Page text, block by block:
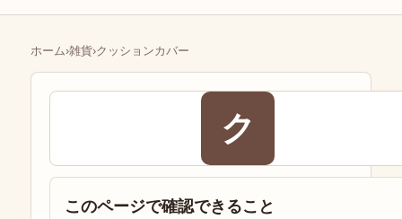
ホーム›雑貨›クッションカバー
ク
このページで確認できること